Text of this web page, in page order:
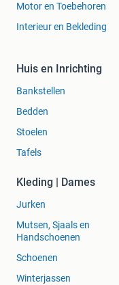
Motor en Toebehoren
Interieur en Bekleding
Huis en Inrichting
Bankstellen
Bedden
Stoelen
Tafels
Kleding | Dames
Jurken
Mutsen, Sjaals en
Handschoenen
Schoenen
Winterjassen